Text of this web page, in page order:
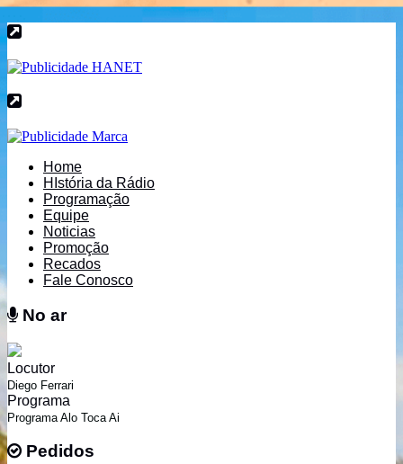
Home
HIstória da Rádio
Programação
Equipe
Noticias
Promoção
Recados
Fale Conosco
No ar
Locutor
Diego Ferrari
Programa
Programa Alo Toca Ai
Pedidos